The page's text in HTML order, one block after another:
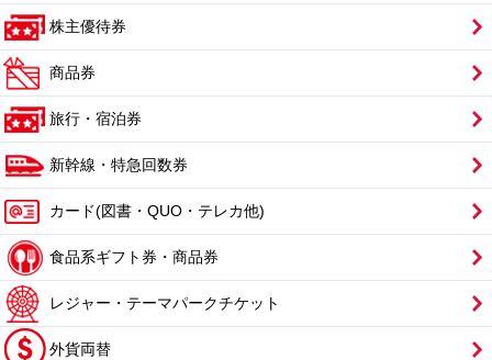
株主優待券
商品券
旅行・宿泊券
新幹線・特急回数券
カード(図書・QUO・テレカ他)
食品系ギフト券・商品券
レジャー・テーマパークチケット
外貨両替